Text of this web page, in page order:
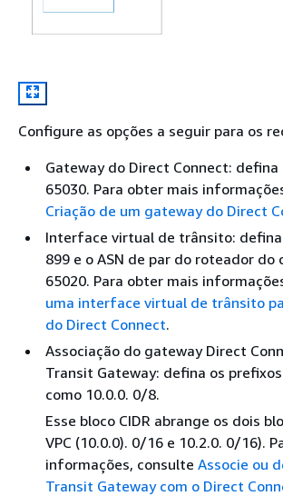
Configure as opções a seguir para os
Gateway do Direct Connect: defina
65030. Para obter mais
Criação de um gateway do Direct
Interface virtual de trânsito: defina
899 e o ASN de par do roteador do
65020. Para obter mais
uma interface virtual de trânsito
do Direct Connect.
Associação do gateway Direct
Transit Gateway: defina os
como 10.0.0. 0/8.
Esse bloco CIDR abrange os dois
VPC (10.0.0). 0/16 e 10.2.0. 0/16).
informações, consulte Associe ou
Transit Gateway com o Direct